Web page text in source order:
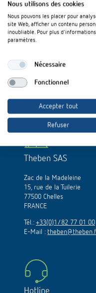
Vers le
Vers
Theben SAS
Zac de la Madeleine
15, rue de la Tuilerie
77500 Chelles
FRANCE
Tél.: +33(0)1/82 77 01 00
E-Mail :
Hotline
Nous utilisons des cookies
Nous pouvons les placer pour
site Web, afficher un contenu
inoubliable. Pour plus
paramètres.
Nécessaire
Fonctionnel
Accepter tout
Refuser